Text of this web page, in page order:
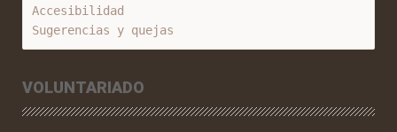
Accesibilidad
Sugerencias y quejas
VOLUNTARIADO